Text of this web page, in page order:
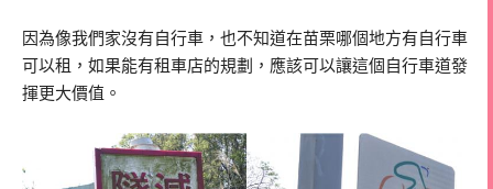
因為像我們家沒有自行車，也不知道在苗栗哪個地方有自行車
可以租，如果能有租車店的規劃，應該可以讓這個自行車道發
揮更大價值。